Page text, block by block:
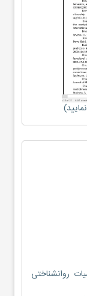
روانشناختی